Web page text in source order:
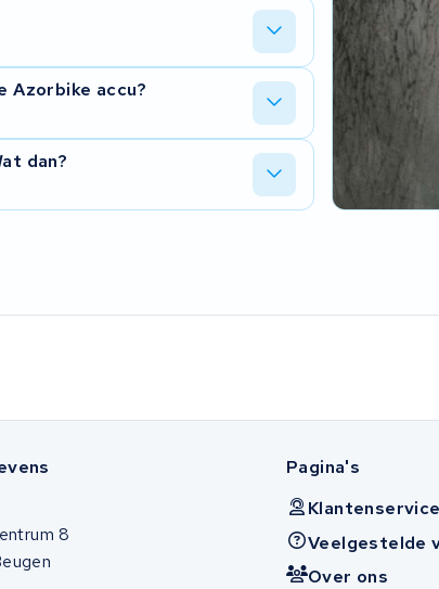
connector. Wij meten alles door en
accu binnen hebben.
Azorbike accu?
en krijgt u nieuwe cellen erin. Vaak
dan?
8
Pagina's
Klantenservice
Veelgestelde
Over ons